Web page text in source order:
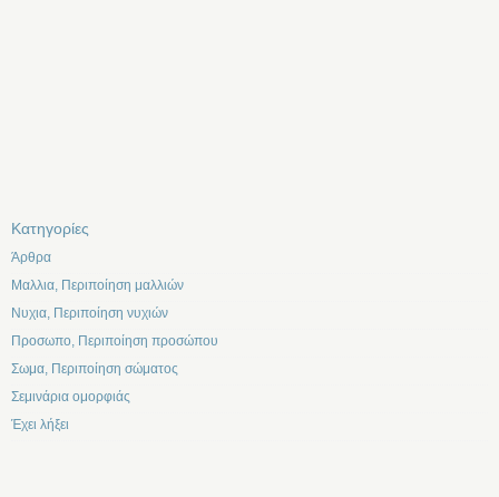
Kατηγορίες
Άρθρα
Μαλλια, Περιποίηση μαλλιών
Νυχια, Περιποίηση νυχιών
Προσωπο, Περιποίηση προσώπου
Σωμα, Περιποίηση σώματος
Σεμινάρια ομορφιάς
Έχει λήξει